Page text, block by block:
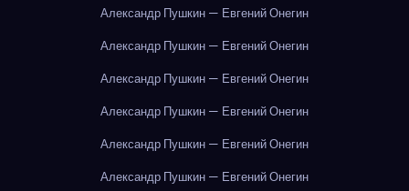
Александр Пушкин — Евгений Онегин
Александр Пушкин — Евгений Онегин
Александр Пушкин — Евгений Онегин
Александр Пушкин — Евгений Онегин
Александр Пушкин — Евгений Онегин
Александр Пушкин — Евгений Онегин